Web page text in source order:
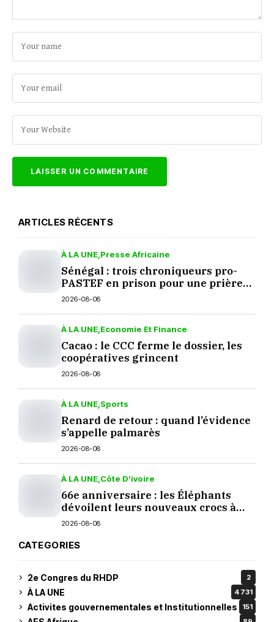
ARTICLES RÉCENTS
À LA UNE Presse Africaine
Sénégal : trois chroniqueurs pro-
PASTEF en prison pour une prière
sur TikTok
2026-08-08
À LA UNE Economie Et Finance
Cacao : le CCC ferme le dossier, les
coopératives grincent
2026-08-08
À LA UNE Sports
Renard de retour : quand l’évidence
s’appelle palmarès
2026-08-08
À LA UNE Côte D’ivoire
66e anniversaire : les Éléphants
dévoilent leurs nouveaux crocs à
Yopougon
2026-08-08
CATEGORIES
2e Congres du RHDP 2
À LA UNE 4 731
Activites gouvernementales et Institutionnelles 151